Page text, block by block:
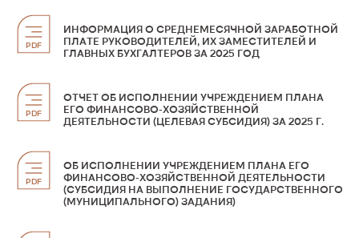
ФЕСТИВАЛИ
И ПРОЕКТЫ
О ТЕАТРЕ
ПРЕСС-ЦЕНТР
ПОСЕТИТЕЛЯМ
PDF
ИНФОРМАЦИЯ О СРЕДНЕМЕСЯЧНОЙ ЗАРАБОТНОЙ
ПЛАТЕ РУКОВОДИТЕЛЕЙ, ИХ ЗАМЕСТИТЕЛЕЙ И
ГЛАВНЫХ БУХГАЛТЕРОВ ЗА 2025 ГОД
PDF
ОТЧЕТ ОБ ИСПОЛНЕНИИ УЧРЕЖДЕНИЕМ ПЛАНА
ЕГО ФИНАНСОВО-ХОЗЯЙСТВЕННОЙ
ДЕЯТЕЛЬНОСТИ (ЦЕЛЕВАЯ СУБСИДИЯ) ЗА 2025 Г.
PDF
ОБ ИСПОЛНЕНИИ УЧРЕЖДЕНИЕМ ПЛАНА ЕГО
ФИНАНСОВО-ХОЗЯЙСТВЕННОЙ ДЕЯТЕЛЬНОСТИ
(СУБСИДИЯ НА ВЫПОЛНЕНИЕ ГОСУДАРСТВЕННОГО
(МУНИЦИПАЛЬНОГО) ЗАДАНИЯ)